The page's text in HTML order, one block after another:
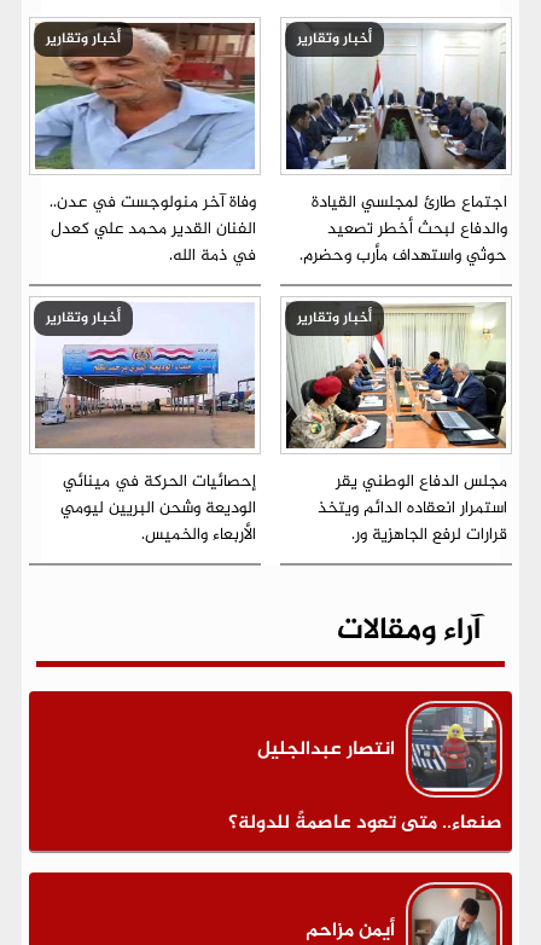
أخبار وتقارير
اجتماع طارئ لمجلسي القيادة
والدفاع لبحث أخطر تصعيد
حوثي واستهداف مأرب وحضرم.
أخبار وتقارير
وفاة آخر منولوجست في عدن..
الفنان القدير محمد علي كعدل
في ذمة الله.
أخبار وتقارير
مجلس الدفاع الوطني يقر
استمرار انعقاده الدائم ويتخذ
قرارات لرفع الجاهزية ور.
أخبار وتقارير
إحصائيات الحركة في مينائي
الوديعة وشحن البريين ليومي
الأربعاء والخميس.
آراء ومقالات
انتصار عبدالجليل
صنعاء.. متى تعود عاصمةً للدولة؟
أيمن مزاحم